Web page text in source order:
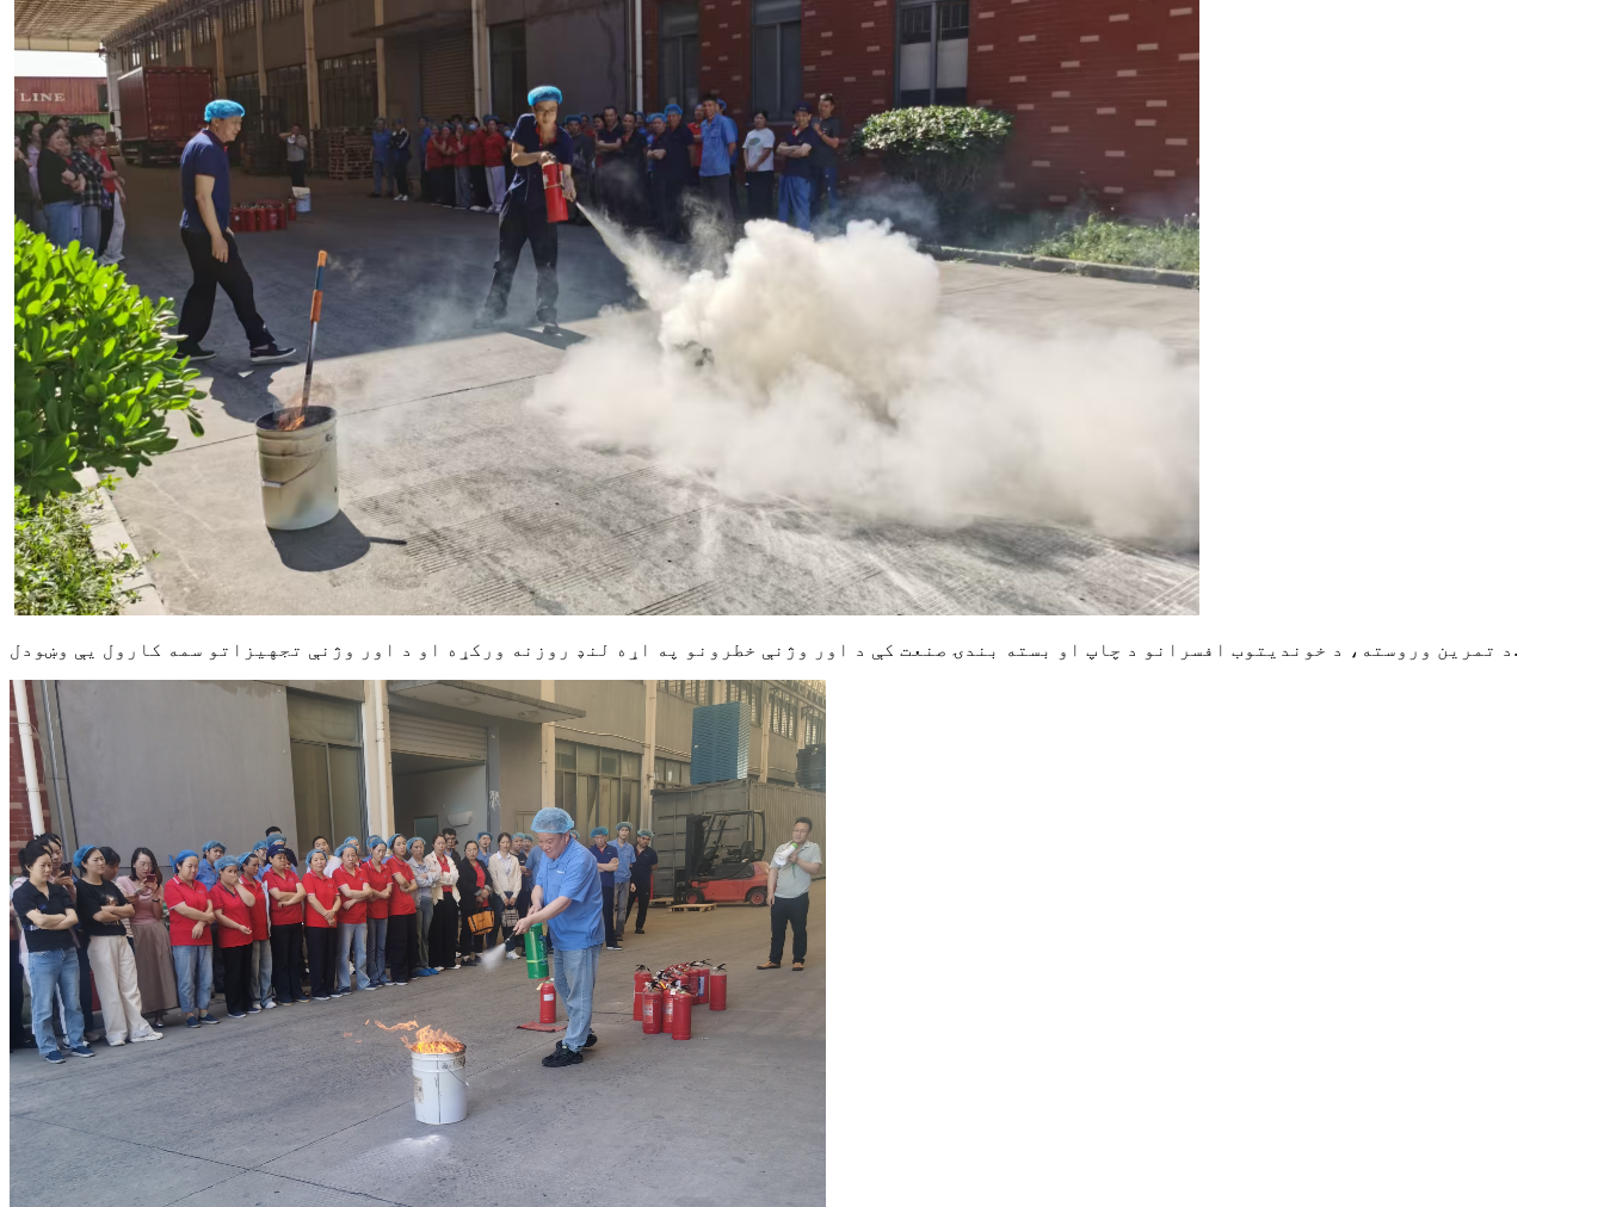
د تمرین وروسته، د خوندیتوب افسرانو د چاپ او بسته بندۍ صنعت کې د اور وژنې خطرونو په اړه لنډ روزنه ورکړه او د اور وژنې تجهیزاتو سمه کارول یې وښودل.